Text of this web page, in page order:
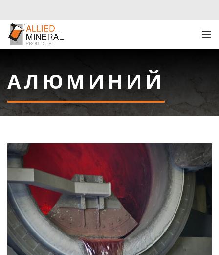
АЛЮМИНИЙ